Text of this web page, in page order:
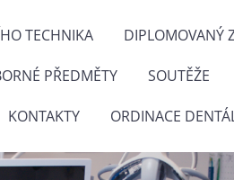
TECHNIKA DIPLOMOVANÝ
PŘEDMĚTY SOUTĚŽE
KONTAKTY ORDINACE